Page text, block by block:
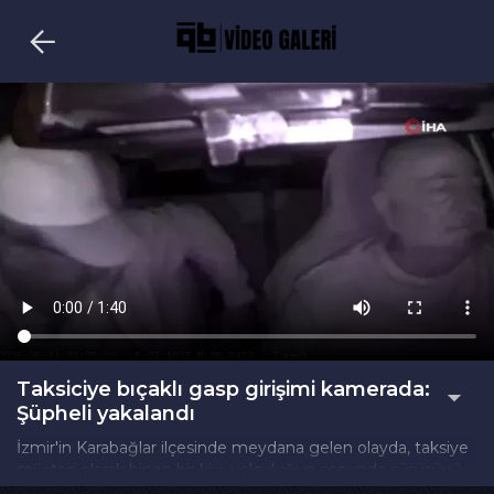
Taksiciye bıçaklı gasp girişimi kamerada:
Şüpheli yakalandı
İzmir'in Karabağlar ilçesinde meydana gelen olayda, taksiye
müşteri olarak binen bir kişi, yolculuğun sonunda sürücüyü